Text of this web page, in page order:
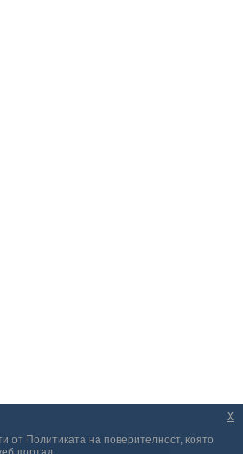
от Политиката на поверителност, която
x